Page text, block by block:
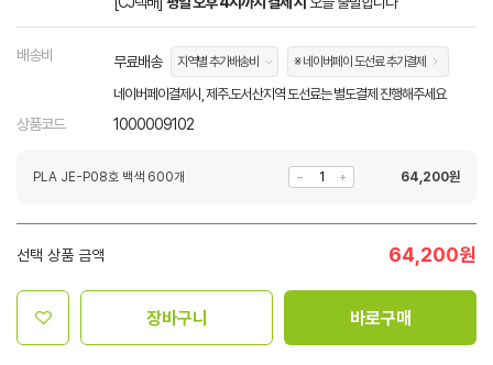
배송비 무료배송 지역별 추가배송비 ※ 네이버페이 도선료 추가결제
네이버페이결제시, 제주.도서산지역 도선료는 별도결제 진행해주세요
상품코드 1000009102
PLA JE-P08호 백색 600개 64,200원
선택 상품 금액 64,200원
장바구니 바로구매